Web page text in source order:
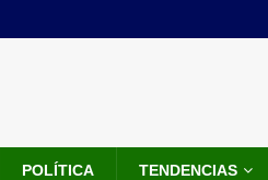
POLÍTICA TENDENCIAS